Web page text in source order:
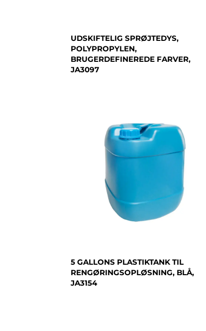
UDSKIFTELIG SPRØJTEDYS,
POLYPROPYLEN,
BRUGERDEFINEREDE FARVER,
JA3097
5 GALLONS PLASTIKTANK TIL
RENGØRINGSOPLØSNING, BLÅ,
JA3154